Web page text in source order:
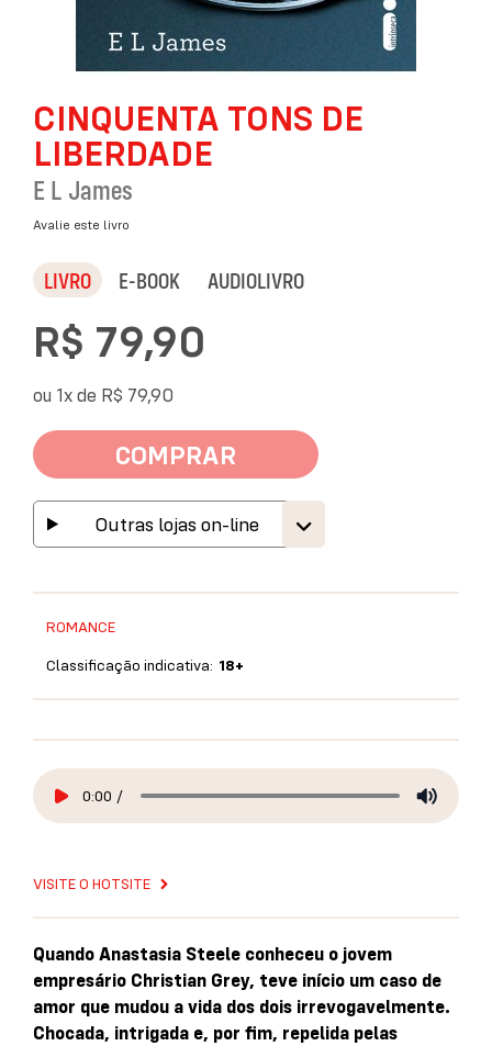
Galeria
CINQUENTA TONS DE
LIBERDADE
E L James
Avalie este livro
LIVRO E-BOOK AUDIOLIVRO
COMPRAR
R$ 79,90
ou 1x de R$ 79,90
Outras lojas on-line
ROMANCE
Classificação indicativa: 18+
0:00 /
VISITE O HOTSITE
Quando Anastasia Steele conheceu o jovem
empresário Christian Grey, teve início um caso de
amor que mudou a vida dos dois irrevogavelmente.
Chocada, intrigada e, por fim, repelida pelas